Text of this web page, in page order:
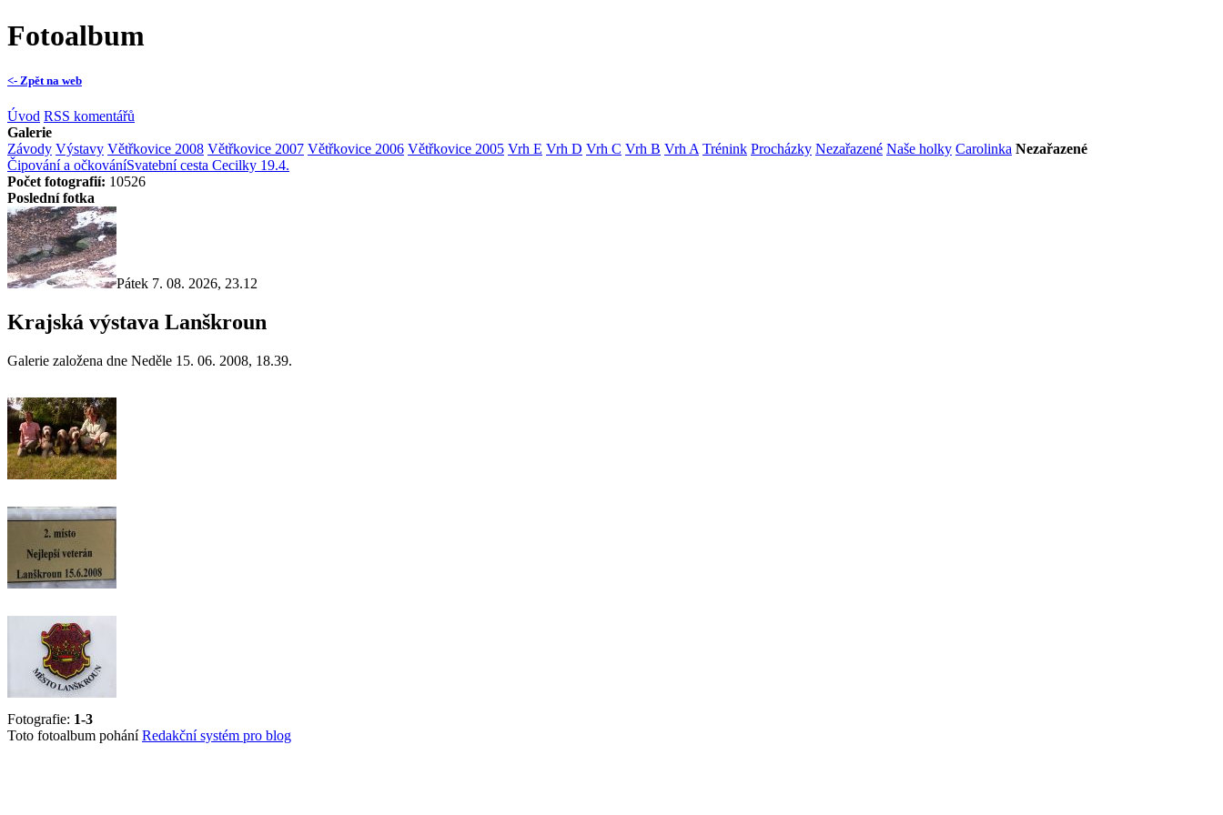
Fotoalbum
<- Zpět na web
Úvod RSS komentářů
Galerie
Závody Výstavy Větřkovice 2008 Větřkovice 2007 Větřkovice 2006 Větřkovice 2005 Vrh E Vrh D Vrh C Vrh B Vrh A Trénink Procházky Nezařazené Naše holky Carolinka Nezařazené
Čipování a očkováníSvatební cesta Cecilky 19.4.
Počet fotografií: 10526
Poslední fotka
Pátek 7. 08. 2026, 23.12
Krajská výstava Lanškroun
Galerie založena dne Neděle 15. 06. 2008, 18.39.
Fotografie: 1-3
Toto fotoalbum poháníRedakční systém pro blog